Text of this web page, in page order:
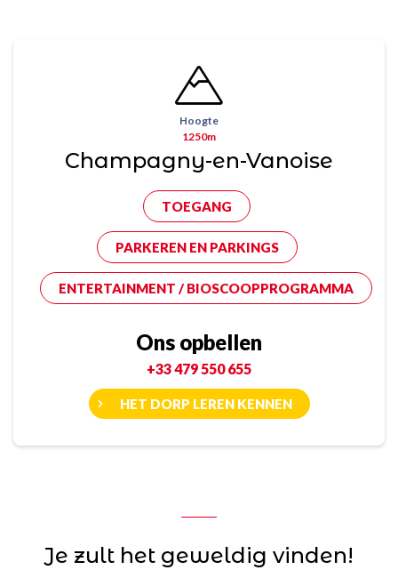
Hoogte
1250m
Champagny-en-Vanoise
TOEGANG
PARKEREN EN PARKINGS
ENTERTAINMENT / BIOSCOOPPROGRAMMA
Ons opbellen
+33 479 550 655
HET DORP LEREN KENNEN
Je zult het geweldig vinden!